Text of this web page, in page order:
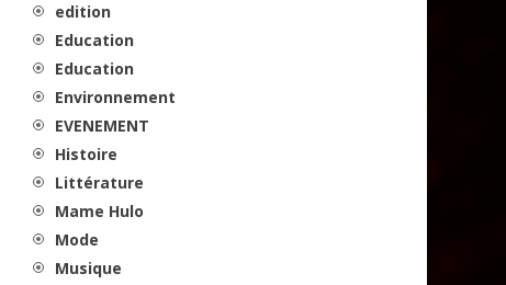
edition
Education
Education
Environnement
EVENEMENT
Histoire
Littérature
Mame Hulo
Mode
Musique